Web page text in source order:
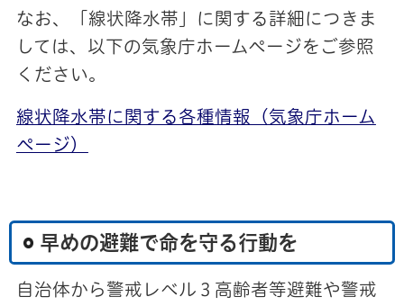
なお、「線状降水帯」に関する詳細につきま
しては、以下の気象庁ホームページをご参照
ください。
線状降水帯に関する各種情報（気象庁ホーム
ページ）
早めの避難で命を守る行動を
自治体から警戒レベル３高齢者等避難や警戒